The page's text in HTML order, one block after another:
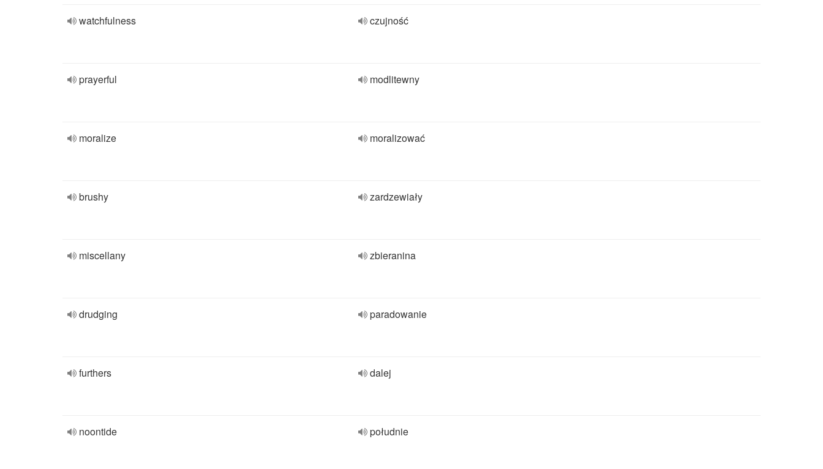
watchfulness czujność
prayerful modlitewny
moralize moralizować
brushy zardzewiały
miscellany zbieranina
drudging paradowanie
furthers dalej
noontide południe